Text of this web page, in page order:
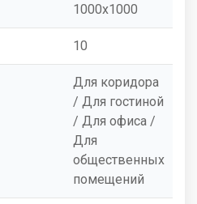
1000x1000
10
Для коридора
/ Для гостиной
/ Для офиса /
Для
общественных
помещений